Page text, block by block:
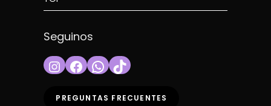
Seguinos
InstagramFacebookWhatsApp
TikTok
PREGUNTAS FRECUENTES